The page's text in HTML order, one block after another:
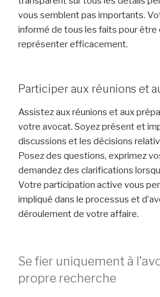
vous semblent pas importants.
informé de tous les faits pour être
représenter efficacement.
Participer aux réunions et
Assistez aux réunions et aux
votre avocat. Soyez présent et
discussions et les décisions
Posez des questions, exprimez
demandez des clarifications
Votre participation active vous
impliqué dans le processus et
déroulement de votre affaire.
Se fier uniquement à
propre recherche